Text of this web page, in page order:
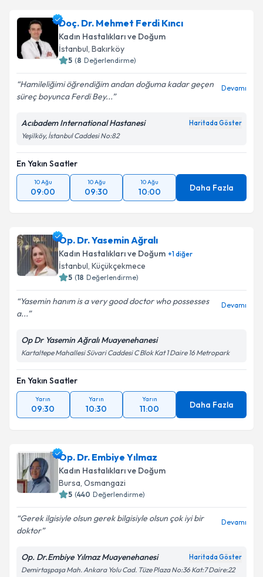
Doç. Dr. Mehmet Ferdi Kıncı
Kadın Hastalıkları ve Doğum
İstanbul, Bakırköy
5 (8 Değerlendirme)
Hamileliğimi öğrendiğim andan doğuma kadar geçen
süreç boyunca Ferdi Bey...
Devamı
Acıbadem International Hastanesi Haritada Göster
Yeşilköy, İstanbul Caddesi No:82
En Yakın Saatler
10 Ağu
09:00
10 Ağu
09:30
10 Ağu
10:00 Daha Fazla
Op. Dr. Yasemin Ağralı
Kadın Hastalıkları ve Doğum +1diğer
İstanbul, Küçükçekmece
5 (18 Değerlendirme)
Yasemin hanım is a very good doctor who possesses
a...
Devamı
Op Dr Yasemin Ağralı Muayenehanesi
Kartaltepe Mahallesi Süvari Caddesi C Blok Kat 1 Daire 16 Metropark
En Yakın Saatler
Yarın
09:30
Yarın
10:30
Yarın
11:00 Daha Fazla
Op. Dr. Embiye Yılmaz
Kadın Hastalıkları ve Doğum
Bursa, Osmangazi
5 (440 Değerlendirme)
Gerek ilgisiyle olsun gerek bilgisiyle olsun çok iyi bir
doktor
Devamı
Op. Dr.Embiye Yılmaz Muayenehanesi Haritada Göster
Demirtaşpaşa Mah. Ankara Yolu Cad. Tüze Plaza No:36 Kat:7 Daire:22